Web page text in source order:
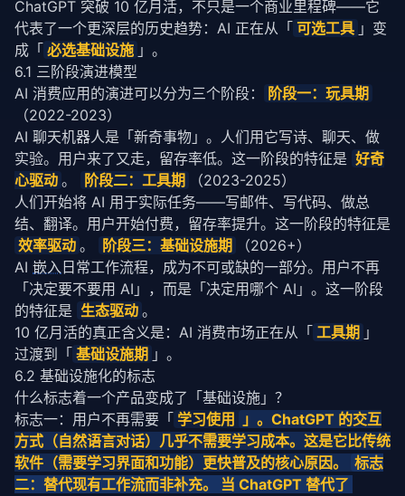
ChatGPT 突破 10 亿月活，不只是一个商业里程碑——它
代表了一个更深层的历史趋势：AI 正在从「 可选工具 」变
成「 必选基础设施 」。
6.1 三阶段演进模型
AI 消费应用的演进可以分为三个阶段：
阶段一：玩具期
（2022-2023）
AI 聊天机器人是「新奇事物」。人们用它写诗、聊天、做
实验。用户来了又走，留存率低。这一阶段的特征是 好奇
心驱动 。 阶段二：工具期
（2023-2025）
人们开始将 AI 用于实际任务——写邮件、写代码、做总
效率驱动 。 阶段三：基础设施期
（2026+）
AI 嵌入 日常工作流程，成为不可或缺的一部分。用户不再
「决定要不要用 AI」，而是「决定用哪个 AI」。这一阶段
的特征是 生态驱动 。
10 亿月活的真正含义是：AI 消费市场正在从「 工具期 」
过渡到「 基础设施期 」。
6.2 基础设施化的标志
什么标志着一个产品变成了「基础设施」？
标志一：用户不再需要「 学习使用
」。ChatGPT 的交互
方式（自然语言对话）几乎不需要学习成本。这是它比传统
软件（需要学习界面和功能）更快普及的核心原因。
标志
二：替代现有工作流而非补充。 当 ChatGPT 替代了